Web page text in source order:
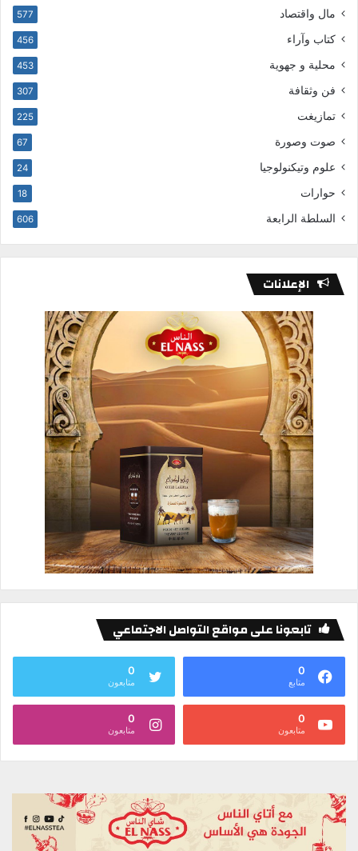
مال واقتصاد 577
كتاب وآراء 456
محلية و جهوية 453
فن وثقافة 307
تمازيغت 225
صوت وصورة 67
علوم وتيكنولوجيا 24
حوارات 18
السلطة الرابعة 606
الإعلانات
تابعونا على مواقع التواصل الاجتماعي
0
متابع
0
متابعون
0
متابعون
0
متابعون